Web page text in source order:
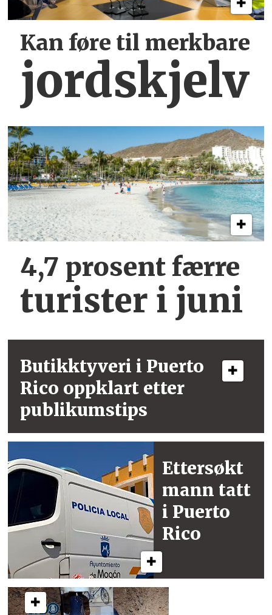
Kan føre til merkbare
jordskjelv
4,7 prosent færre
turister i juni
Butikktyveri i Puerto
Rico oppklart etter
publikumstips
Ettersøkt
mann tatt
i Puerto
Rico